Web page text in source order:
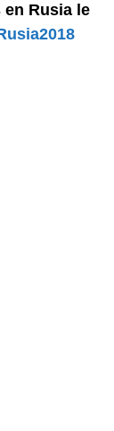
Rusia le